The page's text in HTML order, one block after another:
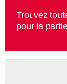
Trouvez
pour la